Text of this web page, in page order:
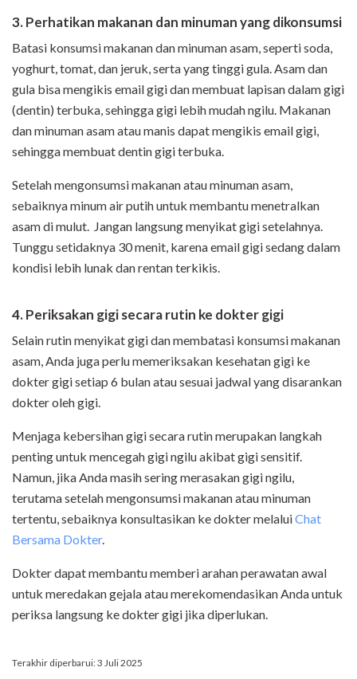
3. Perhatikan makanan dan minuman yang dikonsumsi
Batasi konsumsi makanan dan minuman asam, seperti soda,
yoghurt, tomat, dan jeruk, serta yang tinggi gula. Asam dan
gula bisa mengikis email gigi dan membuat lapisan dalam gigi
(dentin) terbuka, sehingga gigi lebih mudah ngilu. Makanan
dan minuman asam atau manis dapat mengikis email gigi,
sehingga membuat dentin gigi terbuka.
Setelah mengonsumsi makanan atau minuman asam,
sebaiknya minum air putih untuk membantu menetralkan
asam di mulut. Jangan langsung menyikat gigi setelahnya.
Tunggu setidaknya 30 menit, karena email gigi sedang dalam
kondisi lebih lunak dan rentan terkikis.
4. Periksakan gigi secara rutin ke dokter gigi
Selain rutin menyikat gigi dan membatasi konsumsi makanan
asam, Anda juga perlu memeriksakan kesehatan gigi ke
dokter gigi setiap 6 bulan atau sesuai jadwal yang disarankan
dokter oleh gigi.
Menjaga kebersihan gigi secara rutin merupakan langkah
penting untuk mencegah gigi ngilu akibat gigi sensitif.
Namun, jika Anda masih sering merasakan gigi ngilu,
terutama setelah mengonsumsi makanan atau minuman
tertentu, sebaiknya konsultasikan ke dokter melaluiChat
Bersama Dokter.
Dokter dapat membantu memberi arahan perawatan awal
untuk meredakan gejala atau merekomendasikan Anda untuk
periksa langsung ke dokter gigi jika diperlukan.
Terakhir diperbarui: 3 Juli 2025